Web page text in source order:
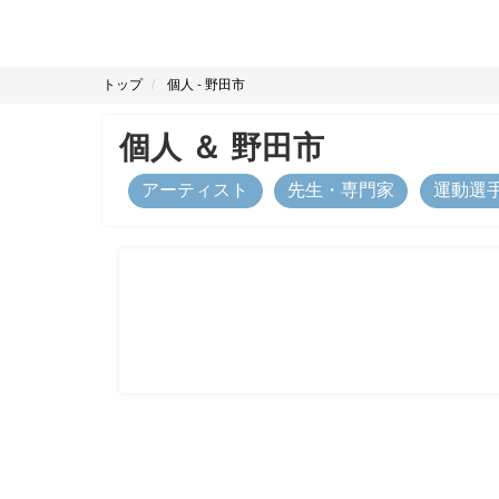
トップ 個人 - 野田市
個人 ＆ 野田市
アーティスト 先生・専門家 運動選